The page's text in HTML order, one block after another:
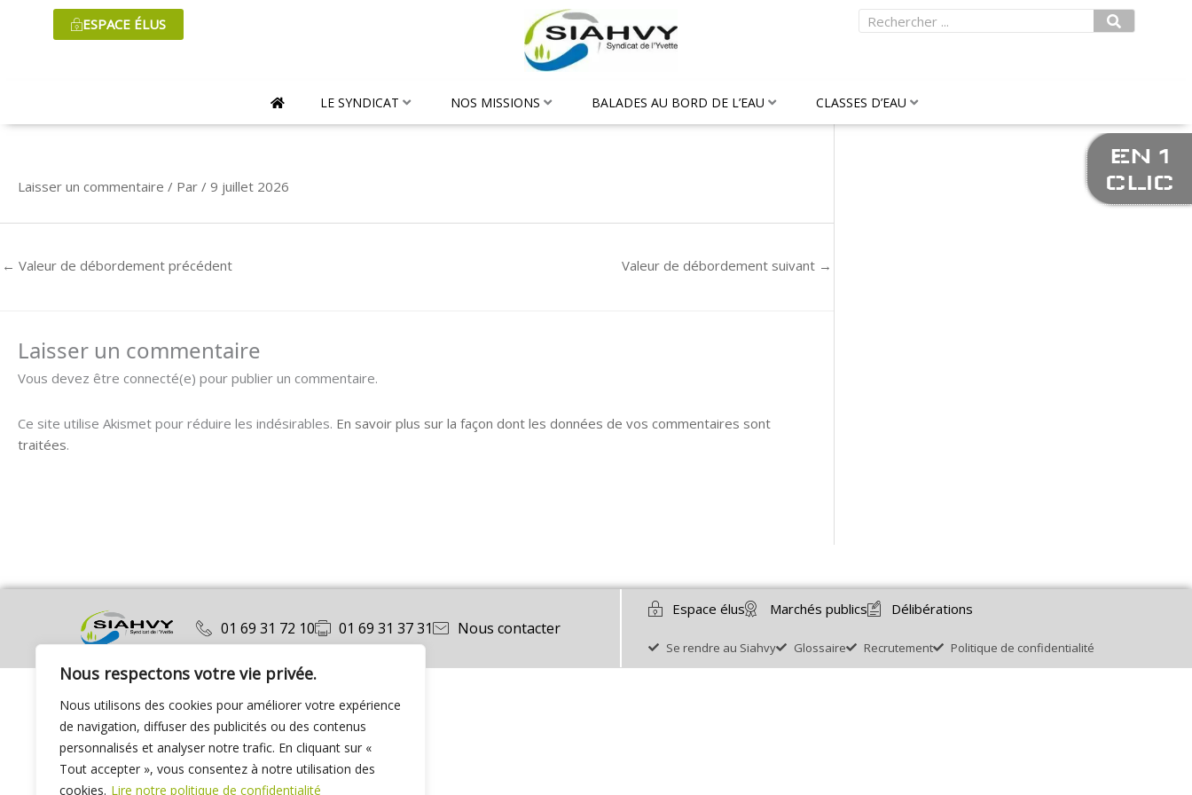
Nous respectons votre vie privée.
Nous utilisons des cookies pour améliorer votre expérience
de navigation, diffuser des publicités ou des contenus
personnalisés et analyser notre trafic. En cliquant sur «
Tout accepter », vous consentez à notre utilisation des
cookies. Lire notre politique de confidentialité
ESPACE ÉLUS Rechercher
LE SYNDICAT NOS MISSIONS BALADES AU BORD DE L’EAU CLASSES D’EAU
Laisser un commentaire / Par / 9 juillet 2026
← Valeur de débordement précédent Valeur de débordement suivant →
Laisser un commentaire
Vous devez être connecté(e) pour publier un commentaire.
Ce site utilise Akismet pour réduire les indésirables. En savoir plus sur la façon dont les données de vos commentaires sont
traitées.
01 69 31 72 10 01 69 31 37 31 Nous contacter
Espace élus Marchés publics Délibérations
Se rendre au Siahvy Glossaire Recrutement Politique de confidentialité
EN 1
CLIC